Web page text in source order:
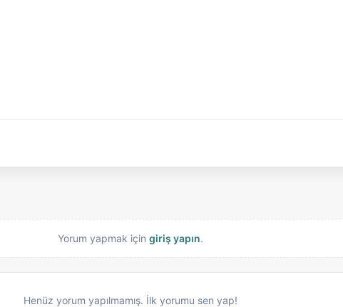
Yorum yapmak için giriş yapın.
Henüz yorum yapılmamış. İlk yorumu sen yap!